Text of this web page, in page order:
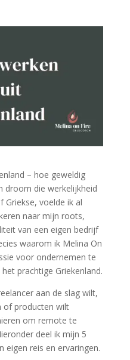
– hoe geweldig
droom die werkelijkheid
Griekse, voelde ik al
naar mijn roots,
van een eigen bedrijf
waarom ik Melina On
voor ondernemen te
prachtige Griekenland.
aan de slag wilt,
of producten wilt
om remote te
deel ik mijn 5
eigen reis en ervaringen.